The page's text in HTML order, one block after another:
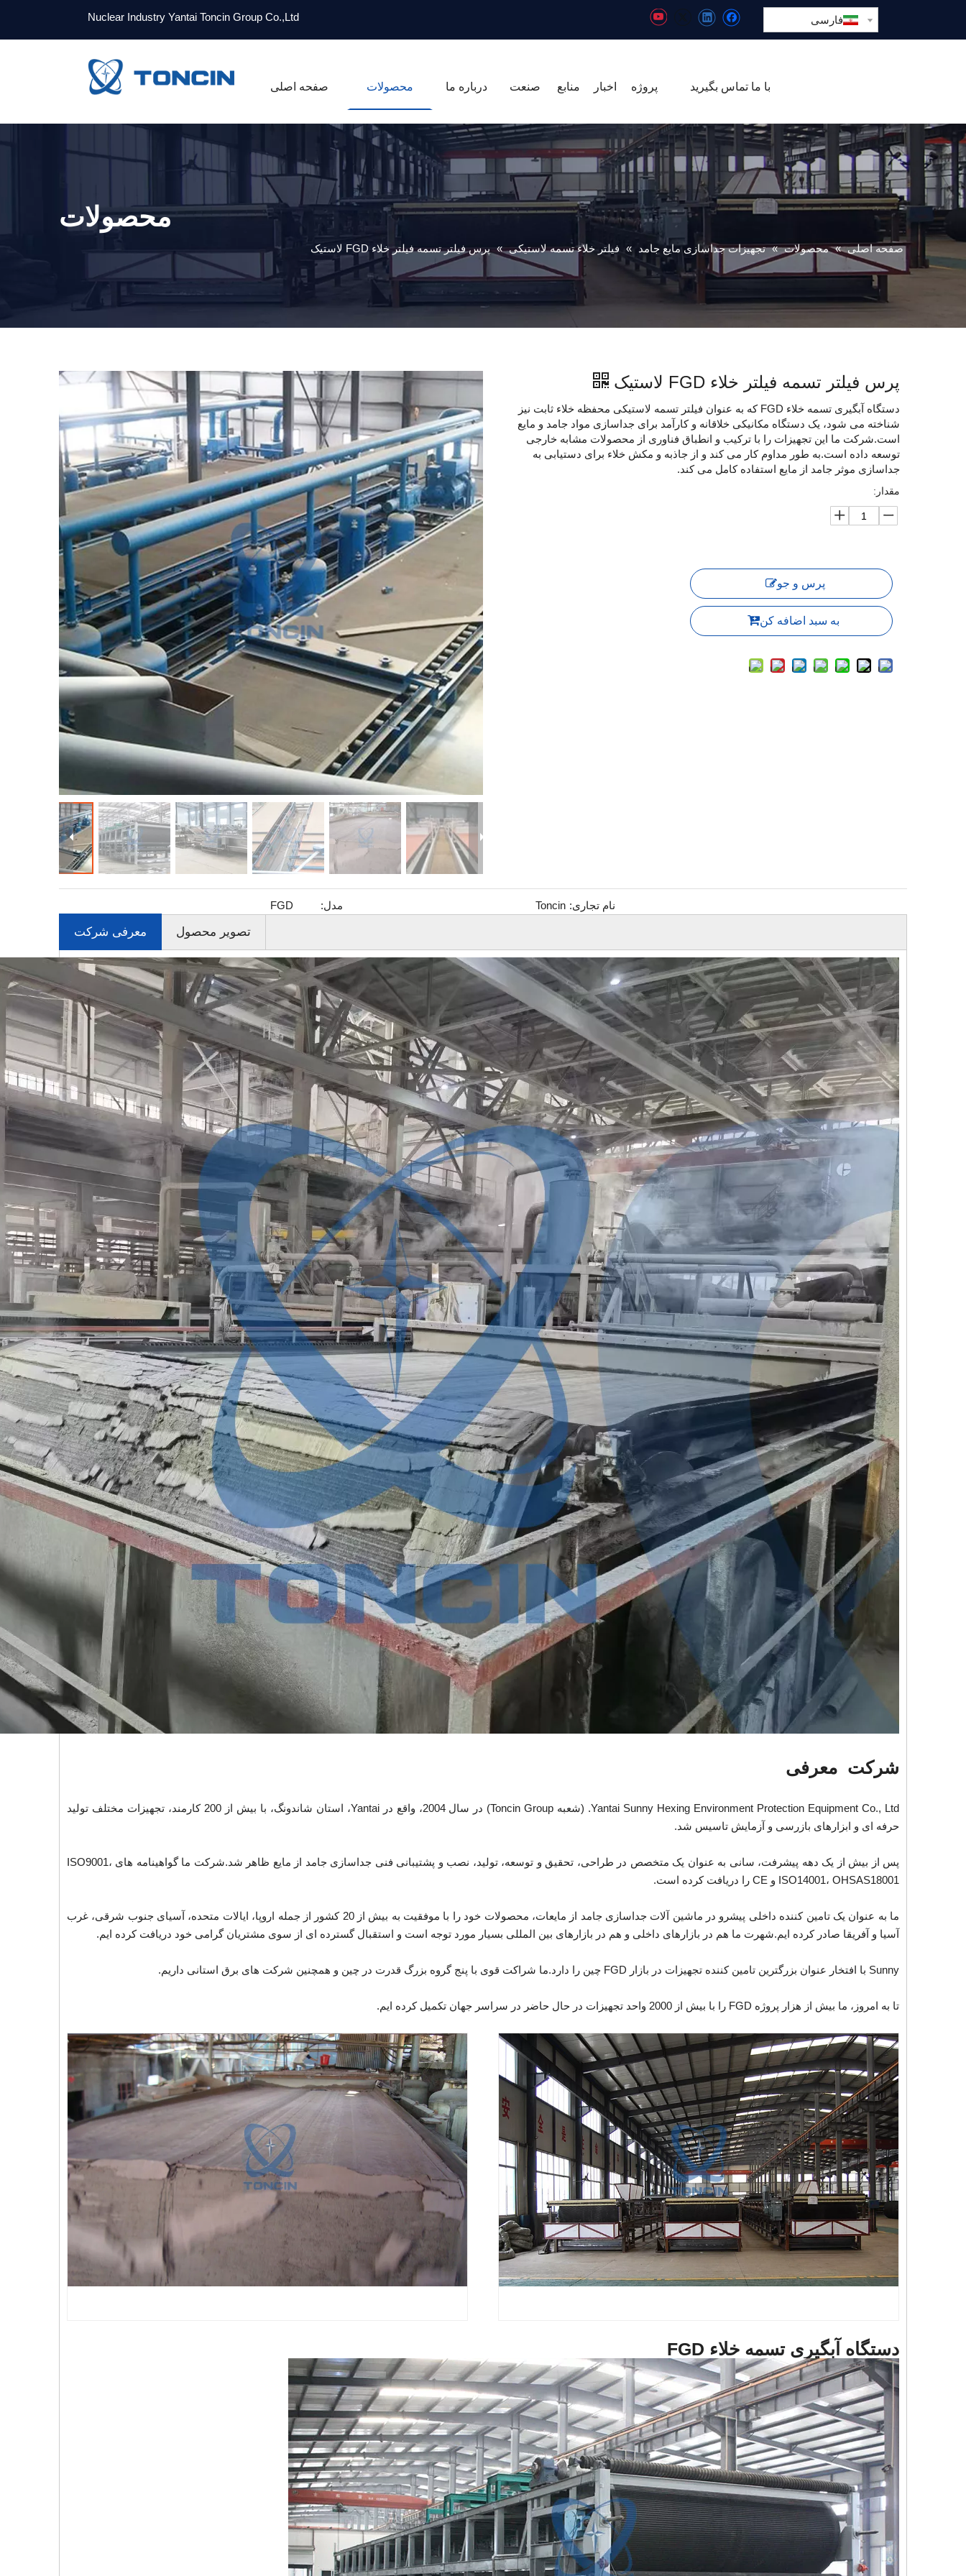
فارسی
با ما تماس بگیرید پروژه اخبار منابع صنعت درباره ما محصولات صفحه اصلی
محصولات
صفحه اصلی » محصولات » تجهیزات جداسازی مایع جامد » فیلتر خلاء تسمه لاستیکی » پرس فیلتر تسمه فیلتر خلاء FGD لاستیک
پرس فیلتر تسمه فیلتر خلاء FGD لاستیک
دستگاه آبگیری تسمه خلاء FGD که به عنوان فیلتر تسمه لاستیکی محفظه خلاء ثابت نیز
شناخته می شود، یک دستگاه مکانیکی خلاقانه و کارآمد برای جداسازی مواد جامد و مایع
است.شرکت ما این تجهیزات را با ترکیب و انطباق فناوری از محصولات مشابه خارجی
توسعه داده است.به طور مداوم کار می کند و از جاذبه و مکش خلاء برای دستیابی به
جداسازی موثر جامد از مایع استفاده کامل می کند.
مقدار:
پرس و جو
به سبد اضافه کن
مدل: FGD نام تجاری: Toncin
معرفی شرکت تصویر محصول
شرکت معرفی
Yantai Sunny Hexing Environment Protection Equipment Co., Ltd. (شعبه Toncin Group) در سال 2004، واقع در Yantai، استان شاندونگ، با بیش از 200 کارمند، تجهیزات مختلف تولید
حرفه ای و ابزارهای بازرسی و آزمایش تاسیس شد.
پس از بیش از یک دهه پیشرفت، سانی به عنوان یک متخصص در طراحی، تحقیق و توسعه، تولید، نصب و پشتیبانی فنی جداسازی جامد از مایع ظاهر شد.شرکت ما گواهینامه های ISO9001،
ISO14001، OHSAS18001 و CE را دریافت کرده است.
ما به عنوان یک تامین کننده داخلی پیشرو در ماشین آلات جداسازی جامد از مایعات، محصولات خود را با موفقیت به بیش از 20 کشور از جمله اروپا، ایالات متحده، آسیای جنوب شرقی، غرب
آسیا و آفریقا صادر کرده ایم.شهرت ما هم در بازارهای داخلی و هم در بازارهای بین المللی بسیار مورد توجه است و استقبال گسترده ای از سوی مشتریان گرامی خود دریافت کرده ایم.
Sunny با افتخار عنوان بزرگترین تامین کننده تجهیزات در بازار FGD چین را دارد.ما شراکت قوی با پنج گروه بزرگ قدرت در چین و همچنین شرکت های برق استانی داریم.
تا به امروز، ما بیش از هزار پروژه FGD را با بیش از 2000 واحد تجهیزات در حال حاضر در سراسر جهان تکمیل کرده ایم.
دستگاه آبگیری تسمه خلاء FGD